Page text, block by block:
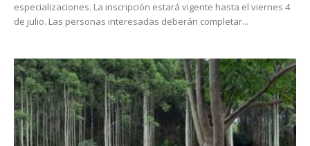
especializaciones. La inscripción estará vigente hasta el viernes 4
de julio. Las personas interesadas deberán completar...